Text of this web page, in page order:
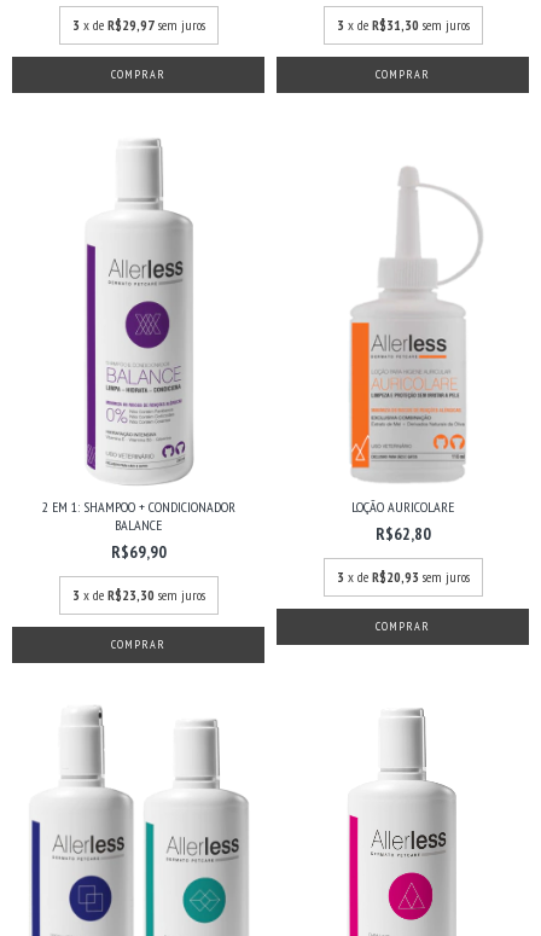
3 x de R$29,97 sem juros 3 x de R$31,30 sem juros
2 EM 1: SHAMPOO + CONDICIONADOR
BALANCE
R$69,90
3 x de R$23,30 sem juros
LOÇÃO AURICOLARE
R$62,80
3 x de R$20,93 sem juros